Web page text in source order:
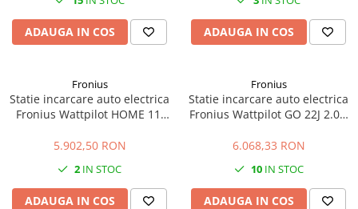
ADAUGA IN COS ADAUGA IN COS
Fronius
Statie incarcare auto electrica
Fronius Wattpilot HOME 11J
inteligent
5.902,50 RON
2 IN STOC
ADAUGA IN COS
Fronius
Statie incarcare auto electrica
Fronius Wattpilot GO 22J 2.0 –
inteligent
6.068,33 RON
10IN STOC
ADAUGA IN COS